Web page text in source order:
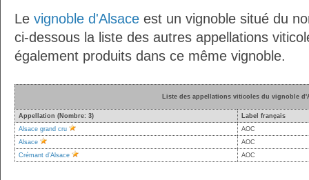
Le vignoble d'Alsace est un vignoble situé du
ci-dessous la liste des autres appellations
également produits dans ce même vignoble.
Liste des appellations viticoles du vignoble
Appellation (Nombre: 3)
Label français
Alsace grand cru
AOC
Alsace
AOC
Crémant d’Alsace
AOC